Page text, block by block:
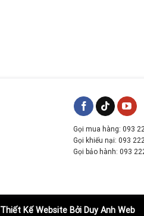
Gọi mua hàng: 093
Gọi khiếu nại: 093
Gọi bảo hành: 093
Thiết Kế Website Bởi Duy Anh Web